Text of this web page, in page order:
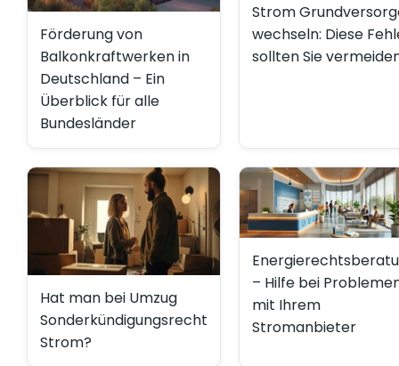
Förderung von
Balkonkraftwerken in
Deutschland – Ein
Überblick für alle
Bundesländer
Strom
wechseln: Diese
sollten Sie
Hat man bei Umzug
Sonderkündigungsrecht
Strom?
– Hilfe bei
mit Ihrem
Stromanbieter